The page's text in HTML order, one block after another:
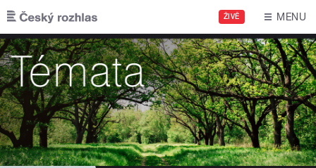
Přejít k hlavnímu obsahu
ŽIVĚ MENU